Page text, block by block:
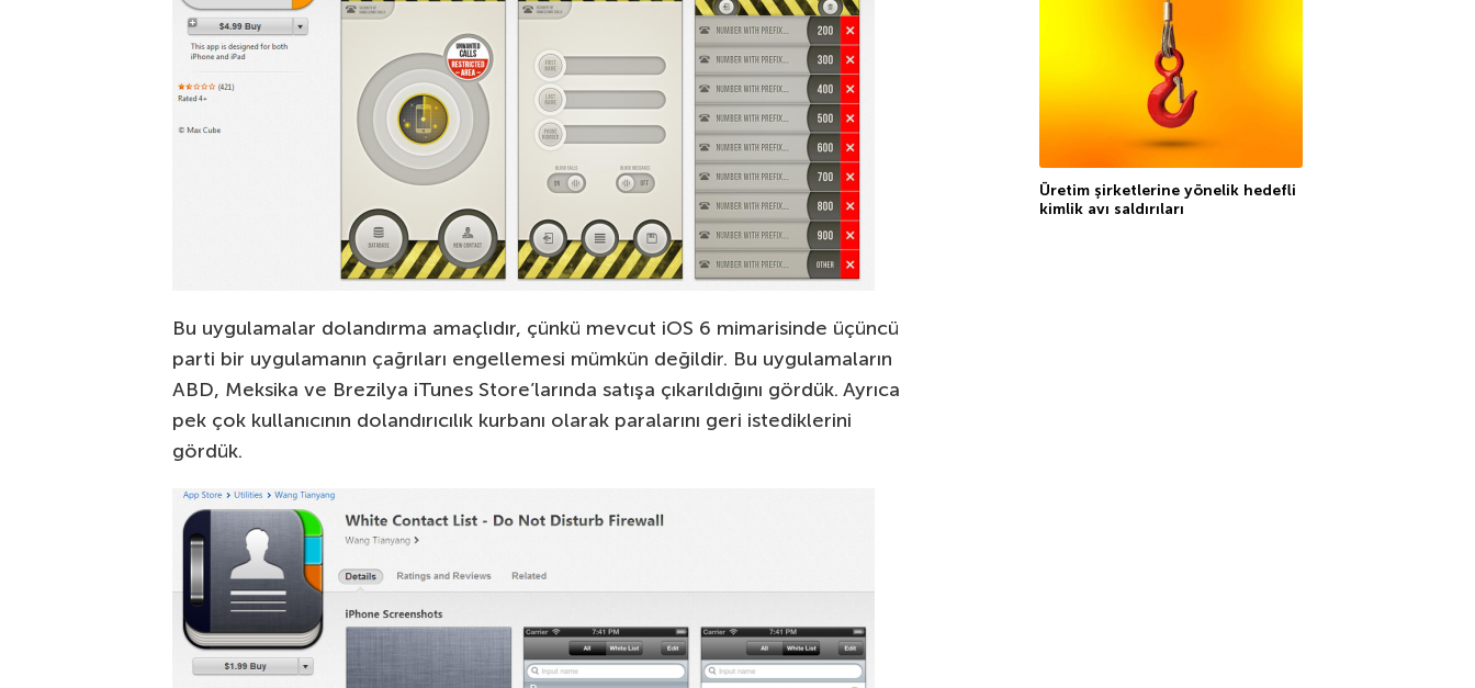
Bu uygulamalar dolandırma amaçlıdır, çünkü mevcut iOS 6 mimarisinde üçüncü
parti bir uygulamanın çağrıları engellemesi mümkün değildir. Bu uygulamaların
ABD, Meksika ve Brezilya iTunes Store’larında satışa çıkarıldığını gördük. Ayrıca
pek çok kullanıcının dolandırıcılık kurbanı olarak paralarını geri istediklerini
gördük.
Üretim şirketlerine yönelik hedefli
kimlik avı saldırıları